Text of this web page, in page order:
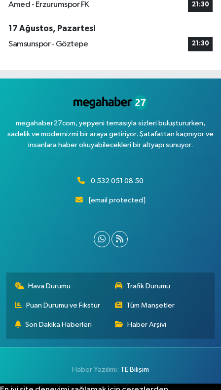
Amed - Erzurumspor FK 21:30
17 Ağustos, Pazartesi
Samsunspor - Göztepe
21:30
megahaber27com, yepyeni temasıyla sizleri buluştururken,
sadelik ve modernizmi bir araya getiriyor. Şatafattan kaçınıyor ve
insanlara haber okuyabilecekleri bir altyapı sunuyor.
0 532 051 08 50
[email protected]
Hava Durumu Trafik Durumu
Puan Durumu ve Fikstür Tüm Manşetler
Son Dakika Haberleri Haber Arşivi
Haber Yazılımı: TE Bilişim